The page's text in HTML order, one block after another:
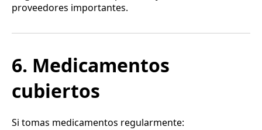
proveedores importantes.
6. Medicamentos
cubiertos
Si tomas medicamentos regularmente: